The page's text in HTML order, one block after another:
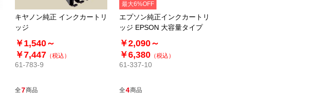
キヤノン純正 インクカートリ
ッジ
￥1,540～
￥7,447 （税込）
61-783-9
全7商品
最大6%OFF
エプソン純正インクカートリ
ッジ EPSON 大容量タイプ
￥2,090～
￥6,380 （税込）
61-337-10
全4商品